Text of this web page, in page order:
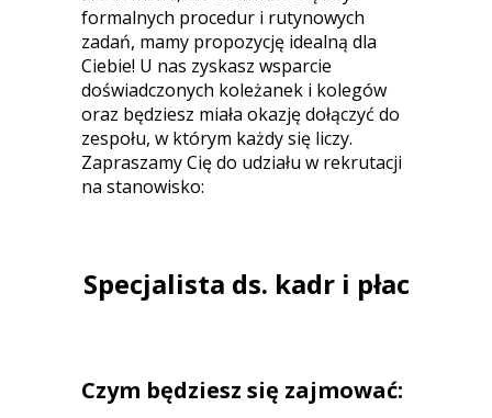
formalnych procedur i rutynowych
zadań, mamy propozycję idealną dla
Ciebie! U nas zyskasz wsparcie
doświadczonych koleżanek i kolegów
oraz będziesz miała okazję dołączyć do
zespołu, w którym każdy się liczy.
Zapraszamy Cię do udziału w rekrutacji
na stanowisko:
Specjalista ds. kadr i płac
Czym będziesz się zajmować: